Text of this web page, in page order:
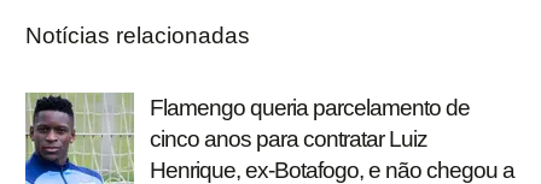
Notícias relacionadas
Flamengo queria parcelamento de
cinco anos para contratar Luiz
Henrique, ex-Botafogo, e não chegou a